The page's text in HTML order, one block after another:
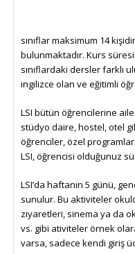
sınıflar maksimum 14
bulunmaktadır. Kurs
sınıflardaki dersler farklı
ingilizce olan ve eğitimli
LSI bütün öğrencilerine
stüdyo daire, hostel, otel
öğrenciler, özel
LSI, öğrencisi olduğunuz
LSI’da haftanın 5 günü,
sunulur. Bu aktiviteler
ziyaretleri, sinema ya da
vs. gibi ativiteler örnek
varsa, sadece kendi giriş